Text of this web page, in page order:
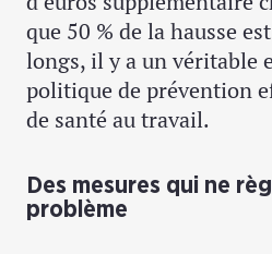
que 50 % de la hausse
longs, il y a un véritable
politique de prévention
de santé au travail.
Des mesures qui ne
problème